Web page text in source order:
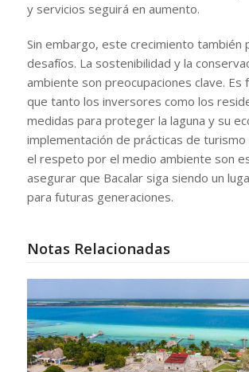
y servicios seguirá en aumento.
Sin embargo, este crecimiento también
desafíos. La sostenibilidad y la
ambiente son preocupaciones clave. Es
que tanto los inversores como los
medidas para proteger la laguna y su
implementación de prácticas de
el respeto por el medio ambiente son
asegurar que Bacalar siga siendo un
para futuras generaciones.
Notas Relacionadas